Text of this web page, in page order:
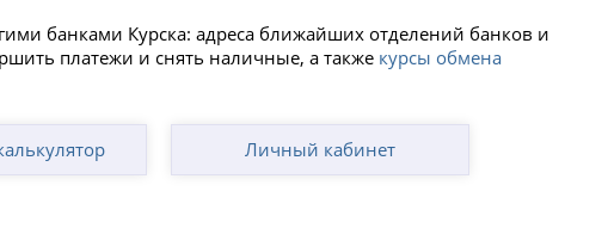
банками Курска: адреса ближайших отделений банков и
платежи и снять наличные, а также курсы обмена
Личный кабинет